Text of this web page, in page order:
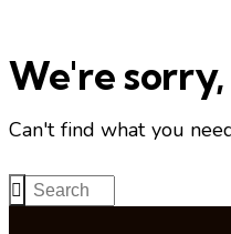
We're
Can't find what you